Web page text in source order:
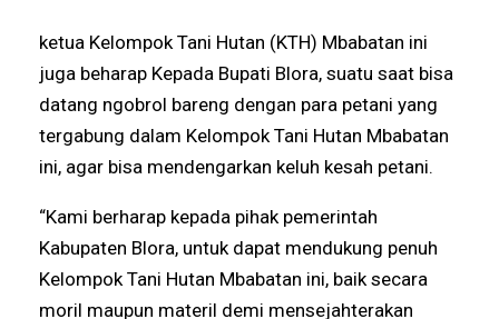
ketua Kelompok Tani Hutan (KTH) Mbabatan ini
juga beharap Kepada Bupati Blora, suatu saat bisa
datang ngobrol bareng dengan para petani yang
tergabung dalam Kelompok Tani Hutan Mbabatan
ini, agar bisa mendengarkan keluh kesah petani.
“Kami berharap kepada pihak pemerintah
Kabupaten Blora, untuk dapat mendukung penuh
Kelompok Tani Hutan Mbabatan ini, baik secara
moril maupun materil demi mensejahterakan